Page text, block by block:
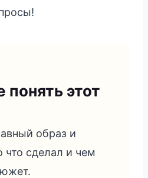
понять этот
образ и
что сделал и чем